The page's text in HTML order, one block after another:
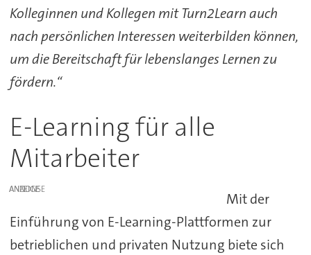
Kolleginnen und Kollegen mit Turn2Learn auch
nach persönlichen Interessen weiterbilden können,
um die Bereitschaft für lebenslanges Lernen zu
fördern.“
E-Learning für alle
Mitarbeiter
ANZEIGE
Mit der
Einführung von E-Learning-Plattformen zur
betrieblichen und privaten Nutzung biete sich